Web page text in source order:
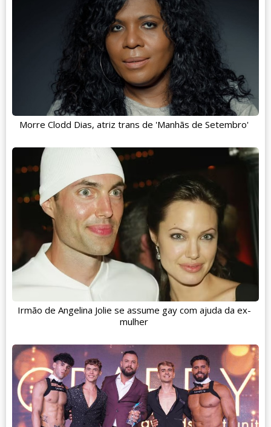
Morre Clodd Dias, atriz trans de 'Manhãs de Setembro'
Irmão de Angelina Jolie se assume gay com ajuda da ex-
mulher